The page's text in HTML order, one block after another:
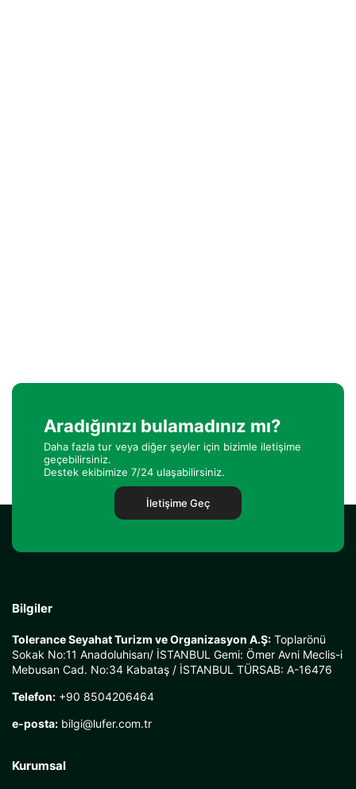
Aradığınızı bulamadınız mı?
Daha fazla tur veya diğer şeyler için bizimle iletişime
geçebilirsiniz.
Destek ekibimize 7/24 ulaşabilirsiniz.
İletişime Geç
Bilgiler
Tolerance Seyahat Turizm ve Organizasyon A.Ş: Toplarönü
Sokak No:11 Anadoluhisarı/ İSTANBUL Gemi: Ömer Avni Meclis-i
Mebusan Cad. No:34 Kabataş / İSTANBUL TÜRSAB: A-16476
Telefon: +90 8504206464
e-posta: bilgi@lufer.com.tr
Kurumsal